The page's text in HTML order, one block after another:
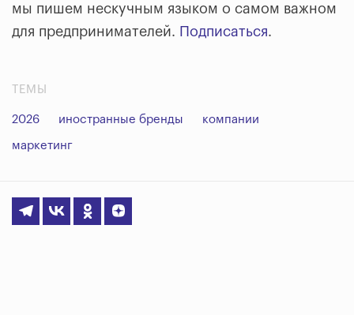
мы пишем нескучным языком о самом важном
для предпринимателей. Подписаться.
ТЕМЫ
2026 иностранные бренды компании
маркетинг